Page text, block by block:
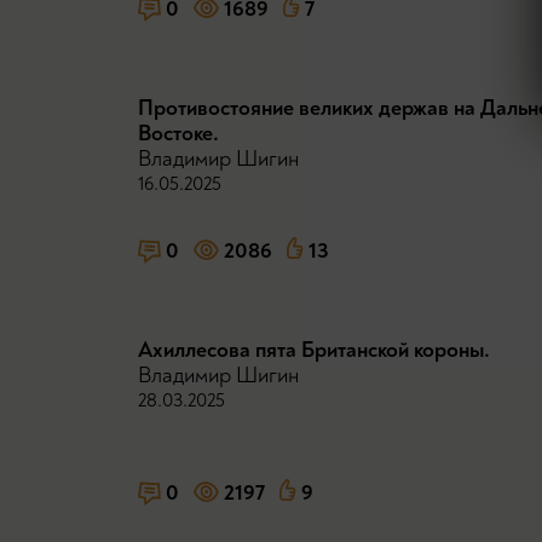
0 1689 7
Противостояние великих держав на
Востоке.
Владимир Шигин
16.05.2025
0 2086 13
Ахиллесова пята Британской короны.
Владимир Шигин
28.03.2025
0 2197 9